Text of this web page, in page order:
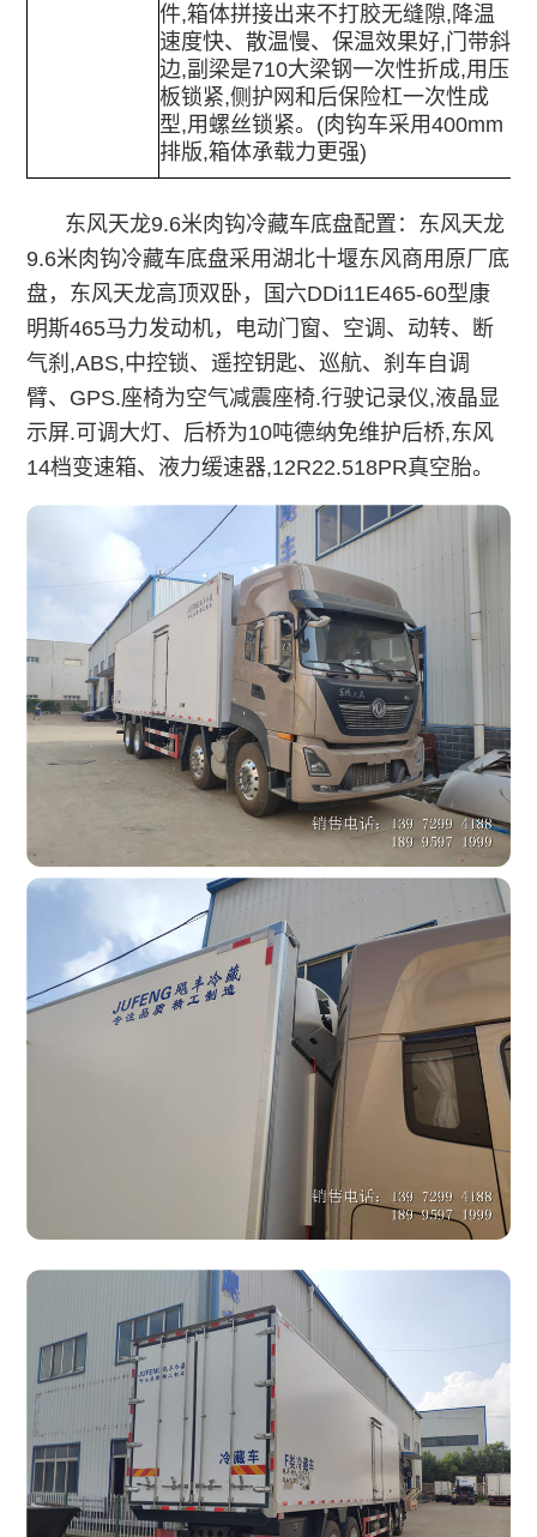
件,箱体拼接出来不打胶无缝隙,降温
速度快、散温慢、保温效果好,门带斜
边,副梁是710大梁钢一次性折成,用压
板锁紧,侧护网和后保险杠一次性成
型,用螺丝锁紧。(肉钩车采用400mm
排版,箱体承载力更强)
东风天龙9.6米肉钩冷藏车底盘配置： 东风天龙
9.6米肉钩冷藏车底盘采用湖北十堰东风商用原厂底
盘，东风天龙高顶双卧，国六DDi11E465-60型康
明斯465马力发动机，电动门窗、空调、动转、断
气刹,ABS,中控锁、遥控钥匙、巡航、刹车自调
臂、GPS.座椅为空气减震座椅.行驶记录仪,液晶显
示屏.可调大灯、后桥为10吨德纳免维护后桥,东风
14档变速箱、液力缓速器,12R22.518PR真空胎。